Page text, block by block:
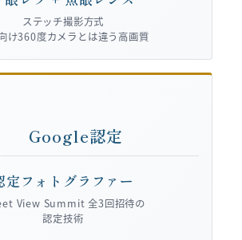
ステッチ撮影方式
け360度カメラとは違う高画質
Google認定
定フォトグラファー
View Summit 全3回招待の
認定技術